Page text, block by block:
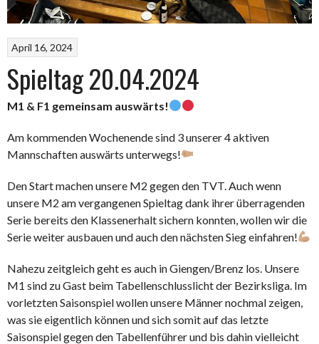
April 16, 2024
Spieltag 20.04.2024
M1 & F1 gemeinsam auswärts!
Am kommenden Wochenende sind 3 unserer 4 aktiven
Mannschaften auswärts unterwegs!
Den Start machen unsere M2 gegen den TVT. Auch wenn
unsere M2 am vergangenen Spieltag dank ihrer überragenden
Serie bereits den Klassenerhalt sichern konnten, wollen wir die
Serie weiter ausbauen und auch den nächsten Sieg einfahren!
Nahezu zeitgleich geht es auch in Giengen/Brenz los. Unsere
M1 sind zu Gast beim Tabellenschlusslicht der Bezirksliga. Im
vorletzten Saisonspiel wollen unsere Männer nochmal zeigen,
was sie eigentlich können und sich somit auf das letzte
Saisonspiel gegen den Tabellenführer und bis dahin vielleicht